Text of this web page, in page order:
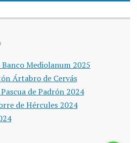
Mediolanum 2025
Ártabro de Cervás
de Padrón 2024
de Hércules 2024